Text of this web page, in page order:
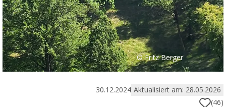
© Fritz Berger
30.12.2024 Aktualisiert am: 28.05.2026
(46)